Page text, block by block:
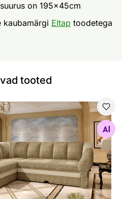
on 195x45cm
kaubamärgi Eltap toodetega
tooted
Otsi sarnaseid